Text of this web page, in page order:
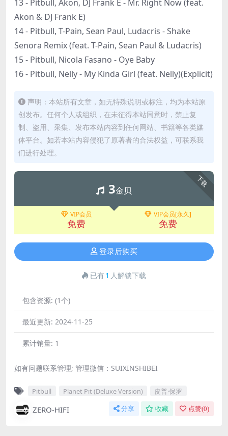
13 - Pitbull, Akon, DJ Frank E - Mr. Right Now (feat.
Akon & DJ Frank E)
14 - Pitbull, T-Pain, Sean Paul, Ludacris - Shake
Senora Remix (feat. T-Pain, Sean Paul & Ludacris)
15 - Pitbull, Nicola Fasano - Oye Baby
16 - Pitbull, Nelly - My Kinda Girl (feat. Nelly)(Explicit)
声明：本站所有文章，如无特殊说明或标注，均为本站原
创发布。任何个人或组织，在未征得本站同意时，禁止复
制、盗用、采集、发布本站内容到任何网站、书籍等各类媒
体平台。如若本站内容侵犯了原著者的合法权益，可联系我
们进行处理。
下载
3金贝
VIP会员
免费
VIP会员[永久]
免费
登录后购买
已有1 人解锁下载
包含资源: (1个)
最近更新: 2024-11-25
累计销量: 1
如有问题联系管理; 管理微信：SUIXINSHIBEI
Pitbull Planet Pit (Deluxe Version) 皮普·保罗
ZERO-HIFI 分享 收藏 点赞(0)